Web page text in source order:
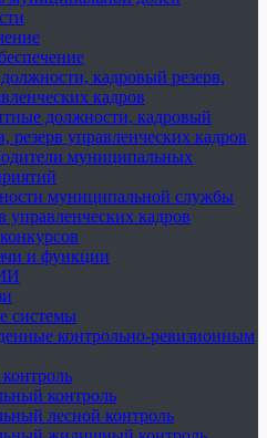
кадровый резерв,
кадров
должности, кадровый
резерв управленческих кадров
муниципальных
муниципальной службы
управленческих кадров
и функции
системы
контрольно-ревизионным
контроль
лесной контроль